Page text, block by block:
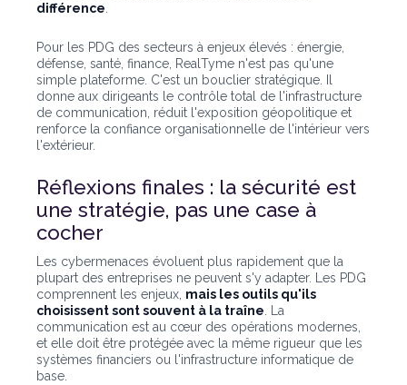
différence
Pour les PDG des secteurs à enjeux élevés : énergie,
défense, santé, finance, RealTyme n'est pas qu'une
simple plateforme. C'est un bouclier stratégique. Il
donne aux dirigeants le contrôle total de l'infrastructure
de communication, réduit l'exposition géopolitique et
renforce la confiance organisationnelle de l'intérieur vers
l'extérieur.
Réflexions finales : la sécurité est
une stratégie, pas une case à
cocher
Les cybermenaces évoluent plus rapidement que la
plupart des entreprises ne peuvent s'y adapter. Les PDG
comprennent les enjeux, mais les outils qu'ils
choisissent sont souvent à la traîne . La
communication est au cœur des opérations modernes,
et elle doit être protégée avec la même rigueur que les
systèmes financiers ou l'infrastructure informatique de
base.